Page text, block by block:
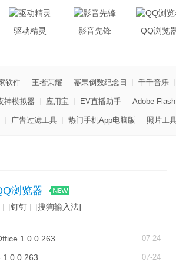
驱动精灵 影音先锋 QQ浏览
软件 王者荣耀 幂果倒数纪念日 千千音乐
神模拟器 应用宝 EV直播助手 Adobe
广告过滤工具 热门手机App电脑版 照片工
浏览器
] [钉钉 ] [搜狗输入法]
1.0.0.263 07-24
1.0.0.263 07-24